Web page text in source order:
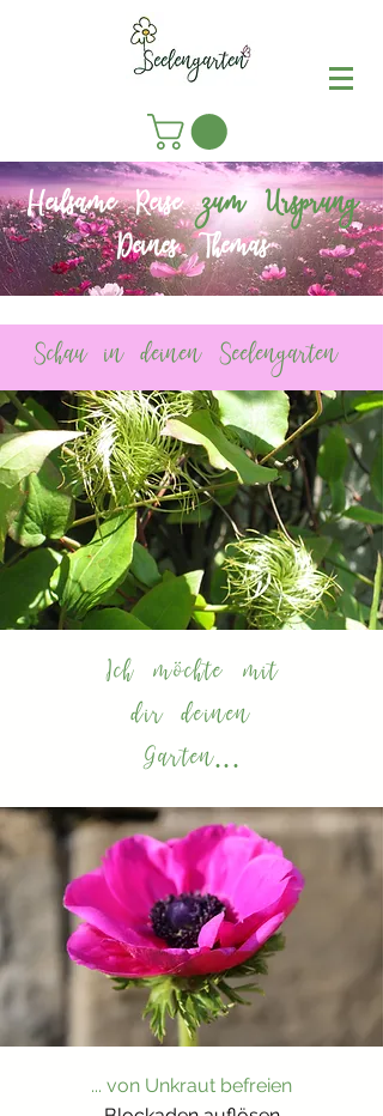
Heilsame Reisezum Ursprung
Deines Themas
Schau in deinen Seelengarten
Ich möchte mit
dir deinen
Garten...
... von Unkraut befreien